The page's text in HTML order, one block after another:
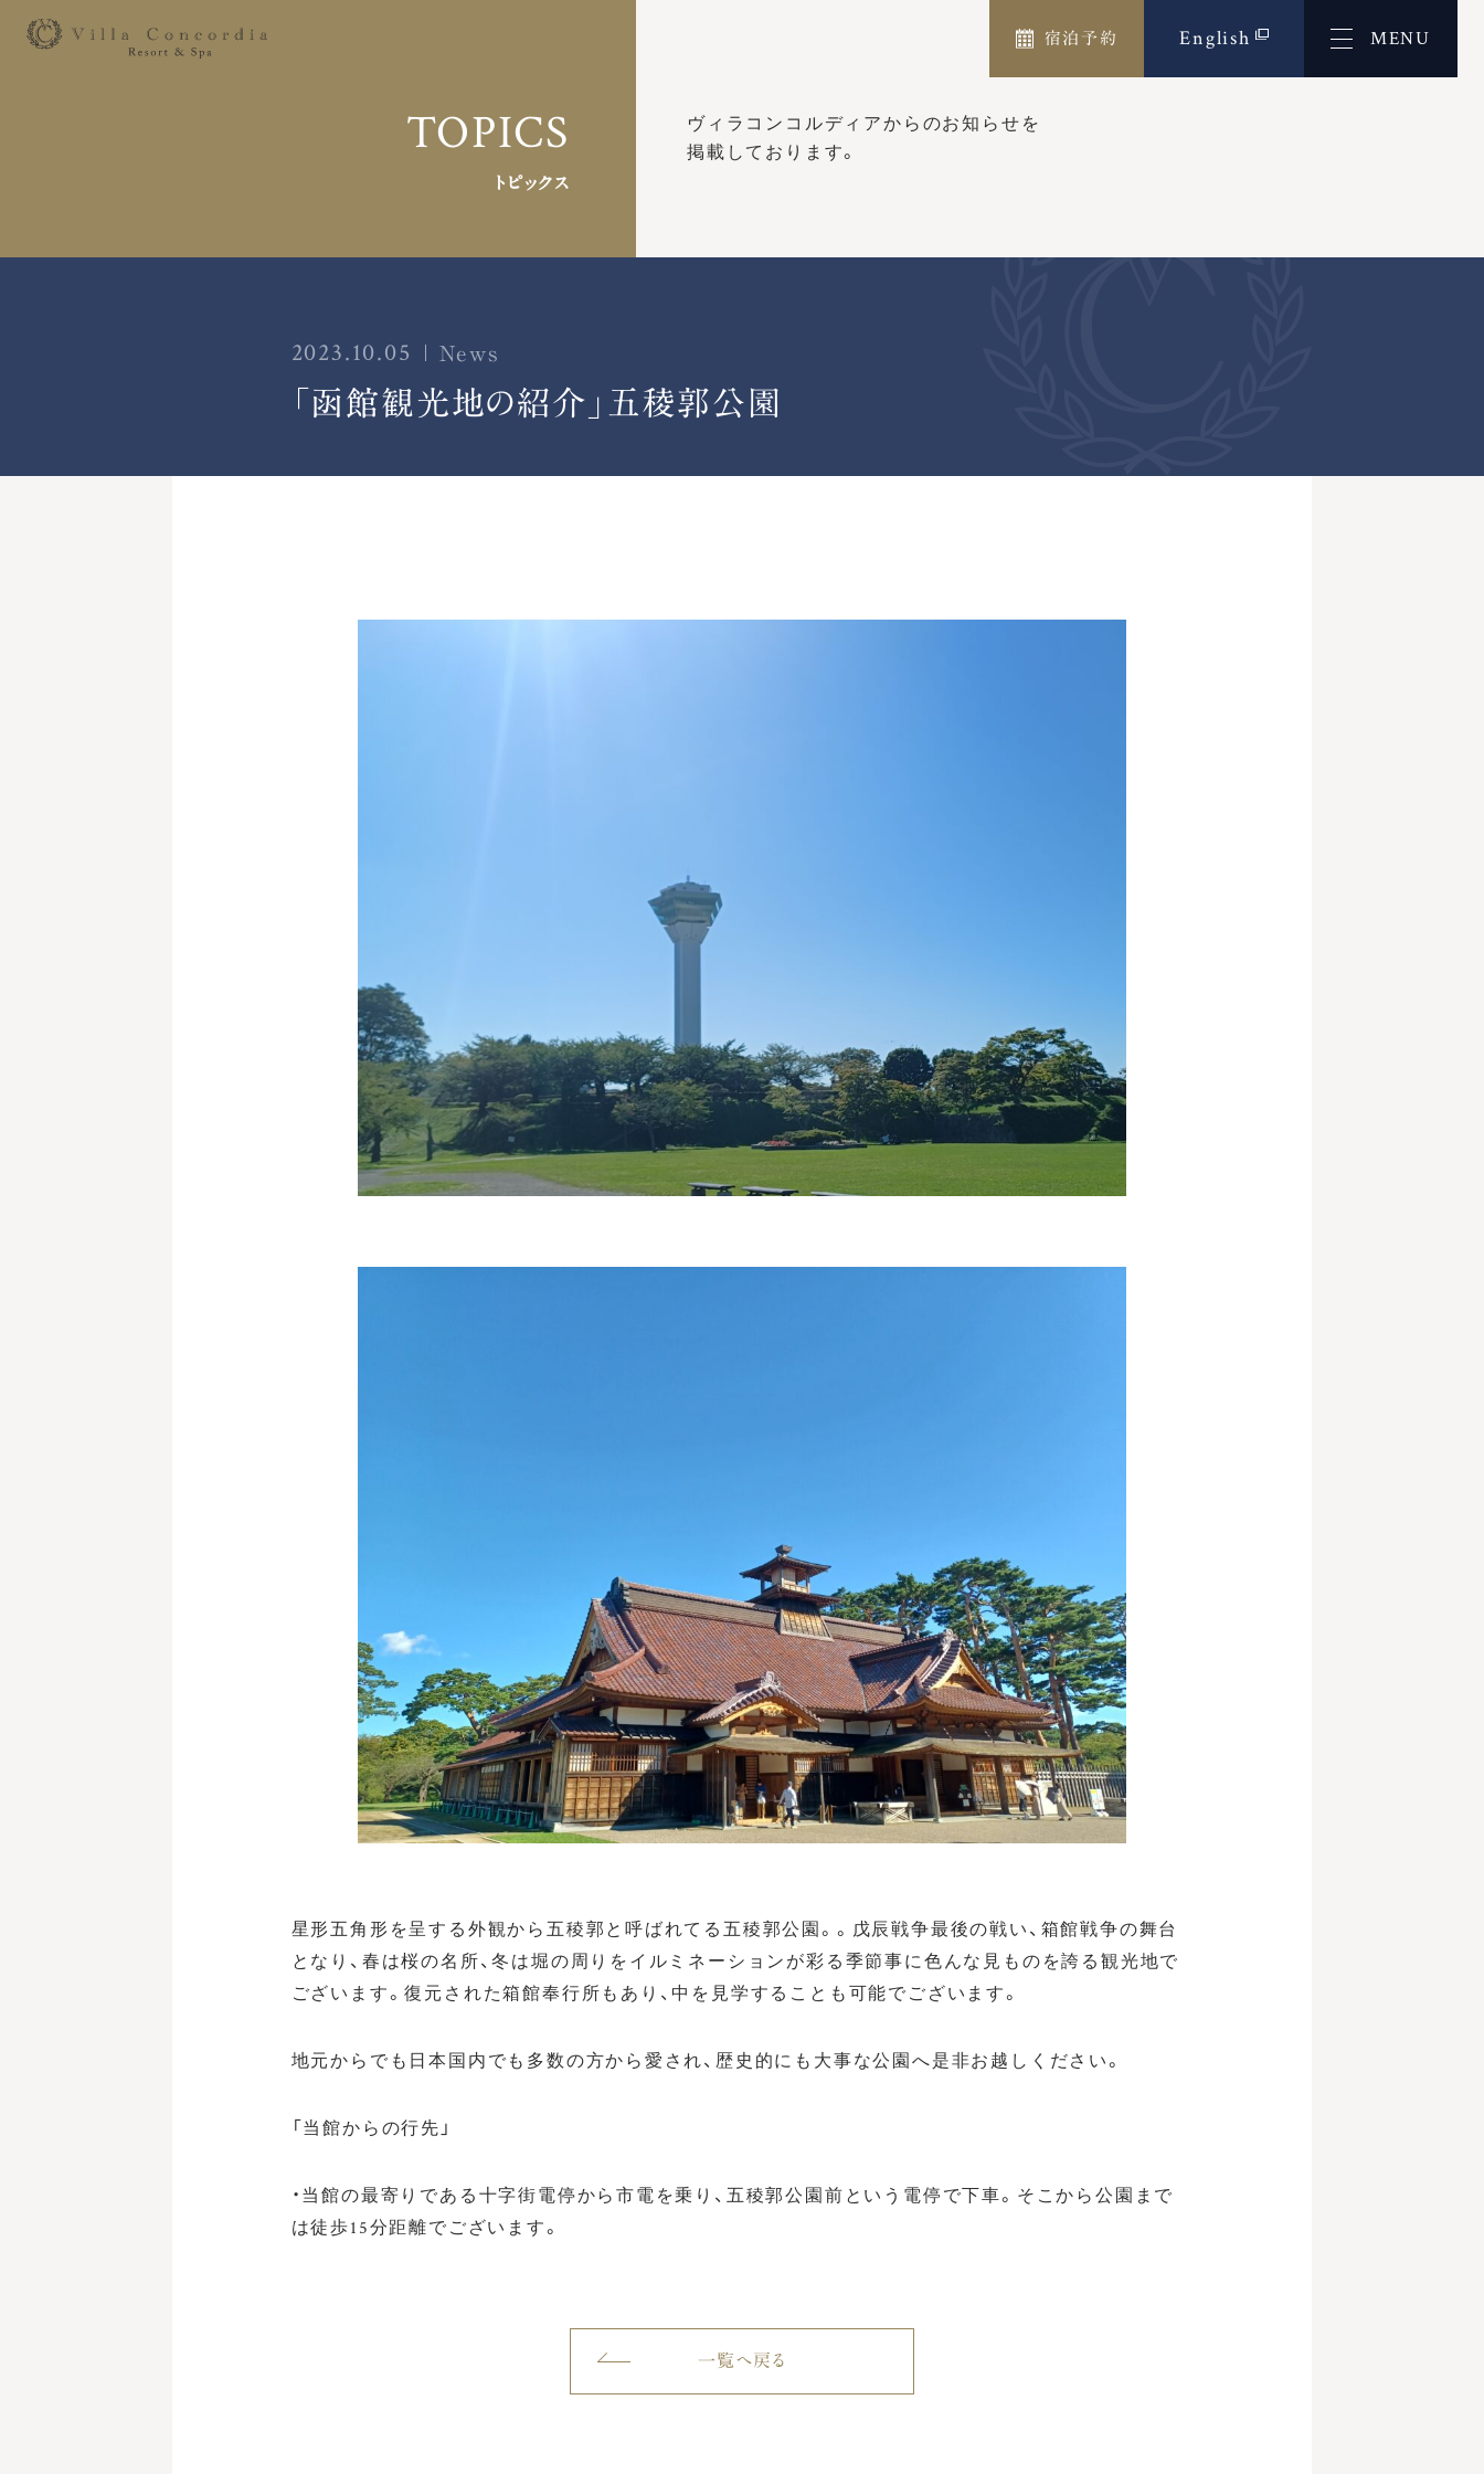
宿泊予約 English MENU
TOPICS
トピックス
ヴィラコンコルディアからのお知らせを
掲載しております。
2023.10.05 News
「函館観光地の紹介」五稜郭公園
星形五角形を呈する外観から五稜郭と呼ばれてる五稜郭公園。。戊辰戦争最後の戦い、箱館戦争の舞台
となり、春は桜の名所、冬は堀の周りをイルミネーションが彩る季節事に色んな見ものを誇る観光地で
ございます。復元された箱館奉行所もあり、中を見学することも可能でございます。
地元からでも日本国内でも多数の方から愛され、歴史的にも大事な公園へ是非お越しください。
「当館からの行先」
・当館の最寄りである十字街電停から市電を乗り、五稜郭公園前という電停で下車。そこから公園まで
は徒歩15分距離でございます。
一覧へ戻る